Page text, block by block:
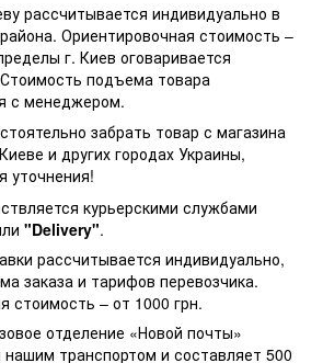
рассчитывается индивидуально в
Ориентировочная стоимость –
г. Киев оговаривается
подъема товара
с менеджером.
забрать товар с магазина
и других городах Украины,
уточнения!
курьерскими службами
"Delivery".
рассчитывается индивидуально,
заказа и тарифов перевозчика.
стоимость – от 1000 грн.
отделение «Новой почты»
транспортом и составляет 500